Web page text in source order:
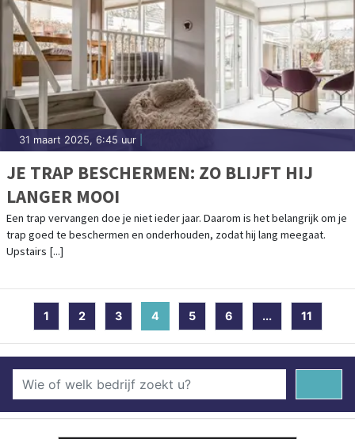
31 maart 2025, 6:45 uur
JE TRAP BESCHERMEN: ZO BLIJFT HIJ
LANGER MOOI
Een trap vervangen doe je niet ieder jaar. Daarom is het belangrijk om je
trap goed te beschermen en onderhouden, zodat hij lang meegaat.
Upstairs [...]
1 2 3 4 (current)
5 6 ... 11